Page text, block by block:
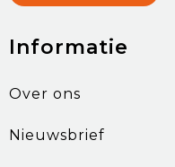
Informatie
Over ons
Nieuwsbrief